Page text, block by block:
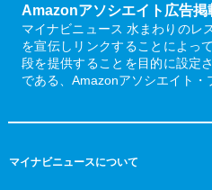
Amazonアソシエイト広告掲
マイナビニュース 水まわりのレ
を宣伝しリンクすることによっ
段を提供することを目的に設定
である、Amazonアソシエイト・
マイナビニュースについて